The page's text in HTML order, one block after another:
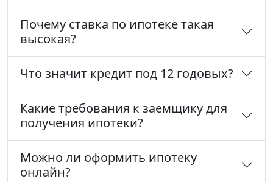
Почему ставка по ипотеке такая
высокая?
Что значит кредит под 12 годовых?
Какие требования к заемщику для
получения ипотеки?
Можно ли оформить ипотеку
онлайн?